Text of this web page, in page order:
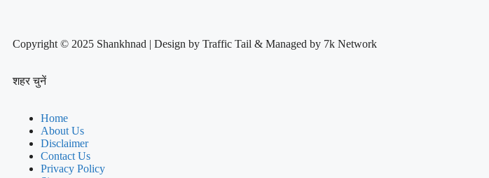
Copyright © 2025 Shankhnad | Design by Traffic Tail & Managed by 7k Network
शहर चुनें
Home
About Us
Disclaimer
Contact Us
Privacy Policy